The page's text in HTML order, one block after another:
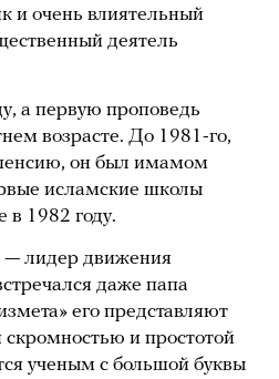
и очень влиятельный
деятель
а первую проповедь
возрасте. До 1981-го,
он был имамом
исламские школы
в 1982 году.
— лидер движения
даже папа
его представляют
скромностью и простотой
ученым с большой буквы